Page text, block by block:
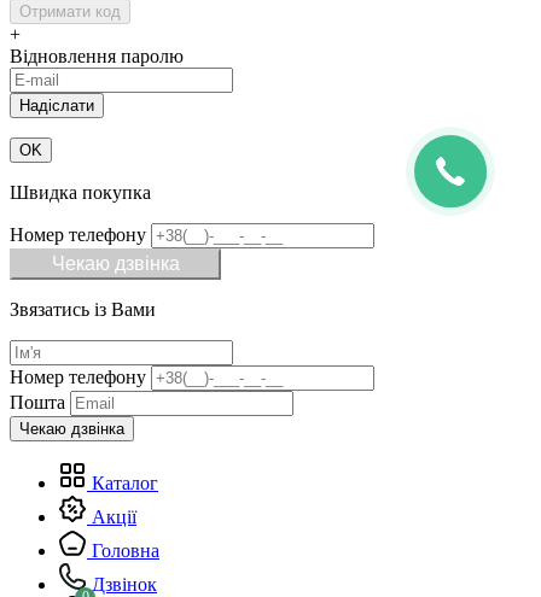
Отримати код
+
Відновлення паролю
OK
Швидка покупка
Номер телефону
Чекаю дзвінка
Звязатись із Вами
Номер телефону
Пошта
Каталог
Акції
Головна
Дзвінок